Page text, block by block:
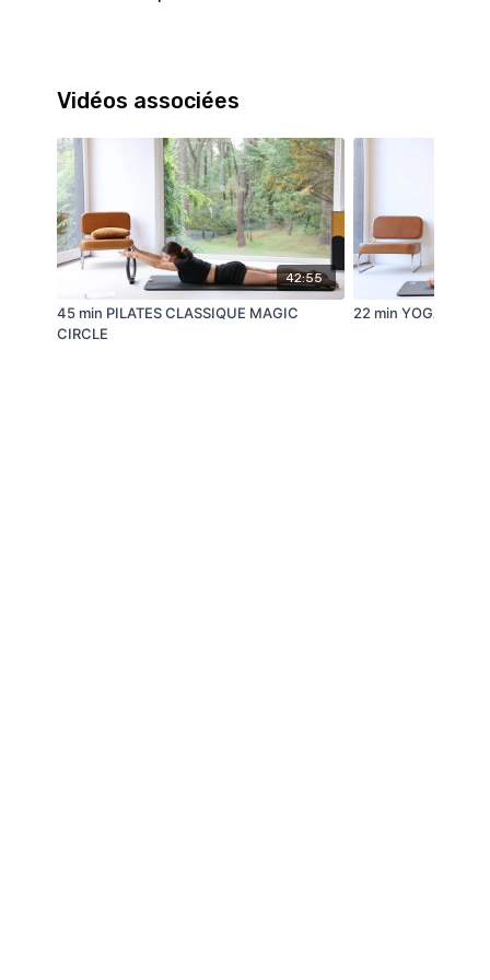
Vidéos associées
42:55
45 min PILATES CLASSIQUE MAGIC
CIRCLE
22 min YOGA